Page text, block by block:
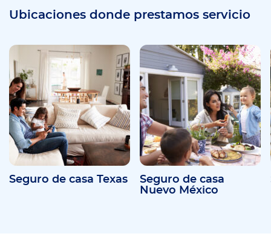
Ubicaciones donde prestamos servicio
Seguro de casa Texas
Seguro de casa
Nuevo México